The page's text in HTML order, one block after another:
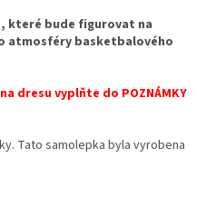
které bude figurovat na
atmosféry basketbalového
dresu vyplňte do POZNÁMKY
Tato samolepka byla vyrobena